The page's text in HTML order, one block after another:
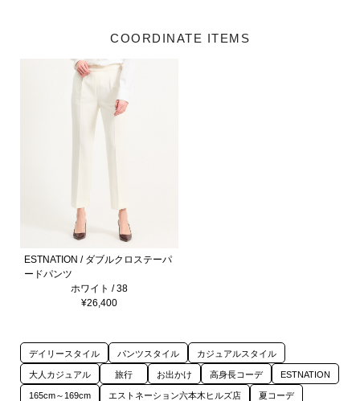
COORDINATE ITEMS
ESTNATION / ダブルクロステーパ
ードパンツ
ホワイト / 38
¥26,400
デイリースタイル パンツスタイル カジュアルスタイル
大人カジュアル 旅行 お出かけ 高身長コーデ ESTNATION
165cm～169cm エストネーション六本木ヒルズ店 夏コーデ